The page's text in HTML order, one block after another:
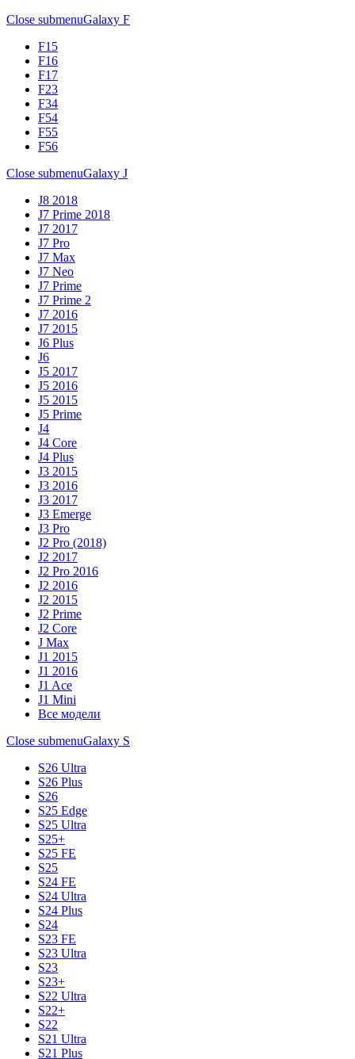
Close submenuGalaxy F
F15
F16
F17
F23
F34
F54
F55
F56
Close submenuGalaxy J
J8 2018
J7 Prime 2018
J7 2017
J7 Pro
J7 Max
J7 Neo
J7 Prime
J7 Prime 2
J7 2016
J7 2015
J6 Plus
J6
J5 2017
J5 2016
J5 2015
J5 Prime
J4
J4 Core
J4 Plus
J3 2015
J3 2016
J3 2017
J3 Emerge
J3 Pro
J2 Pro (2018)
J2 2017
J2 Pro 2016
J2 2016
J2 2015
J2 Prime
J2 Core
J Max
J1 2015
J1 2016
J1 Ace
J1 Mini
Все модели
Close submenuGalaxy S
S26 Ultra
S26 Plus
S26
S25 Edge
S25 Ultra
S25+
S25 FE
S25
S24 FE
S24 Ultra
S24 Plus
S24
S23 FE
S23 Ultra
S23
S23+
S22 Ultra
S22+
S22
S21 Ultra
S21 Plus